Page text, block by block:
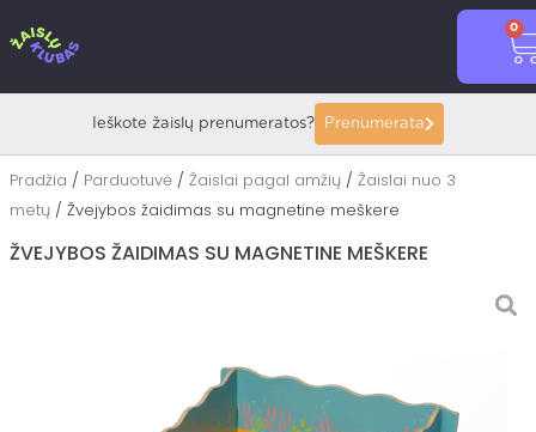
prie
0
Ieškote žaislų prenumeratos? Prenumerata
Pradžia / Parduotuvė / Žaislai pagal amžių / Žaislai nuo 3
metų / Žvejybos žaidimas su magnetine meškere
ŽVEJYBOS ŽAIDIMAS SU MAGNETINE MEŠKERE